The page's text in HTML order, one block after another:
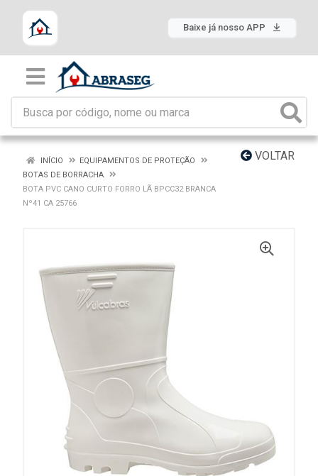
Baixe já nosso APP
VOLTAR
INÍCIO
EQUIPAMENTOS DE PROTEÇÃO
BOTAS DE BORRACHA
BOTA PVC CANO CURTO FORRO LÃ BPCC32 BRANCA
Nº41 CA 25766